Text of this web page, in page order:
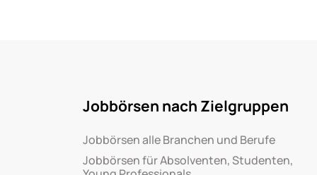
Jobbörsen nach Zielgruppen
Jobbörsen alle Branchen und Berufe
Jobbörsen für Absolventen, Studenten,